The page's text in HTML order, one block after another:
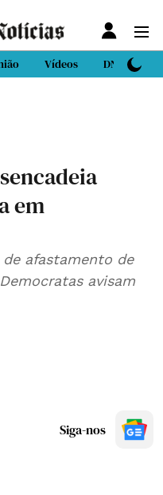
Vídeos DN Sport
em
afastamento de
avisam
Siga-nos